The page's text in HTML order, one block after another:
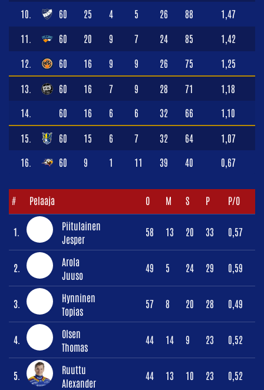
10. 60 25 4 5 26 88 1,47
11. 60 20 9 7 24 85 1,42
12. 60 16 9 9 26 75 1,25
13. 60 16 7 9 28 71 1,18
14. 60 16 6 6 32 66 1,10
15. 60 15 6 7 32 64 1,07
16. 60 9 1 11 39 40 0,67
# Pelaaja O M S P P/O
1.
Piitulainen
Jesper
58 13 20 33 0,57
2.
Arola
Juuso
49 5 24 29 0,59
3.
Hynninen
Topias
57 8 20 28 0,49
4.
Olsen
Thomas
44 14 9 23 0,52
5.
Ruuttu
Alexander
44 13 10 23 0,52